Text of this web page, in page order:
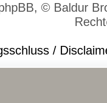
© Baldur
/